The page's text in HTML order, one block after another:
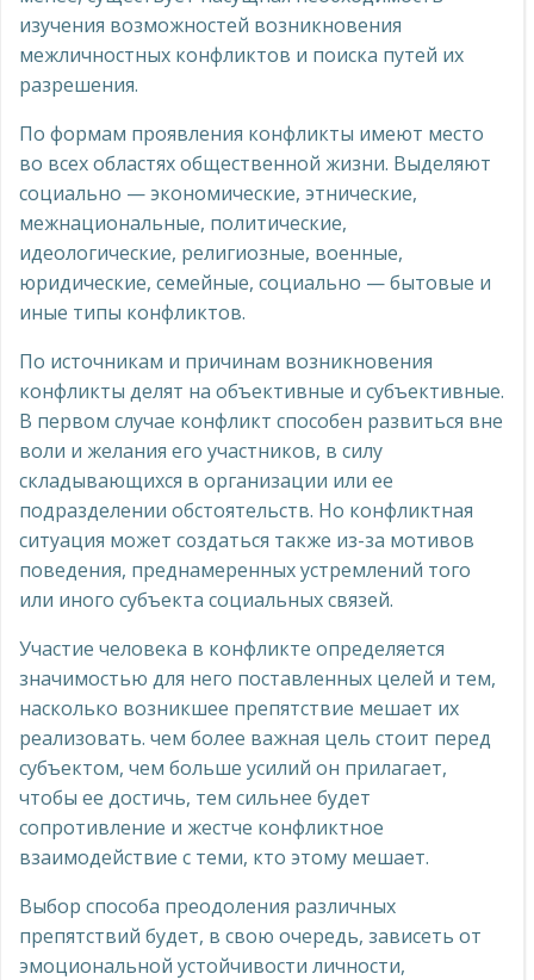
изучения возможностей возникновения
межличностных конфликтов и поиска путей их
разрешения.
По формам проявления конфликты имеют место
во всех областях общественной жизни. Выделяют
социально — экономические, этнические,
межнациональные, политические,
идеологические, религиозные, военные,
юридические, семейные, социально — бытовые и
иные типы конфликтов.
По источникам и причинам возникновения
конфликты делят на объективные и субъективные.
В первом случае конфликт способен развиться вне
воли и желания его участников, в силу
складывающихся в организации или ее
подразделении обстоятельств. Но конфликтная
ситуация может создаться также из-за мотивов
поведения, преднамеренных устремлений того
или иного субъекта социальных связей.
Участие человека в конфликте определяется
значимостью для него поставленных целей и тем,
насколько возникшее препятствие мешает их
реализовать. чем более важная цель стоит перед
субъектом, чем больше усилий он прилагает,
чтобы ее достичь, тем сильнее будет
сопротивление и жестче конфликтное
взаимодействие с теми, кто этому мешает.
Выбор способа преодоления различных
препятствий будет, в свою очередь, зависеть от
эмоциональной устойчивости личности,